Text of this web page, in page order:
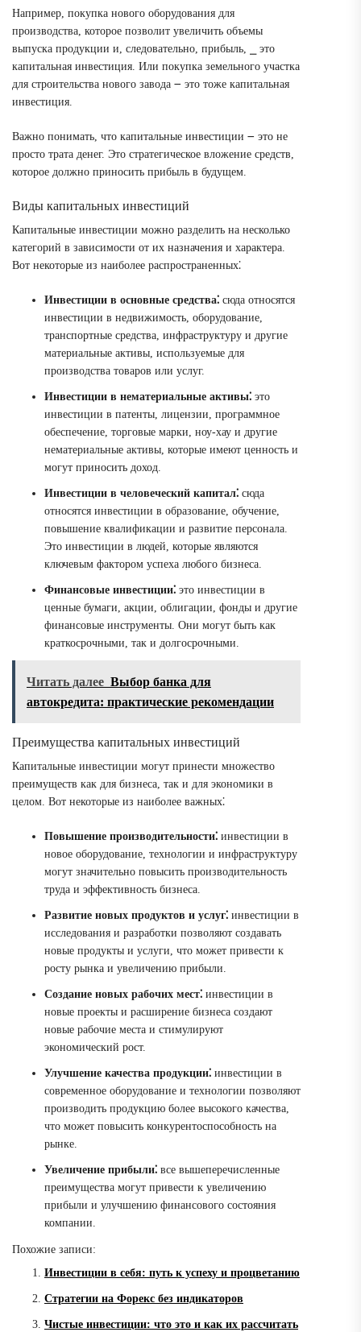
Например, покупка нового оборудования для
производства, которое позволит увеличить объемы
выпуска продукции и, следовательно, прибыль, ⎯ это
капитальная инвестиция. Или покупка земельного участка
для строительства нового завода ౼ это тоже капитальная
инвестиция.
Важно понимать, что капитальные инвестиции ౼ это не
просто трата денег. Это стратегическое вложение средств,
которое должно приносить прибыль в будущем.
Виды капитальных инвестиций
Капитальные инвестиции можно разделить на несколько
категорий в зависимости от их назначения и характера.
Вот некоторые из наиболее распространенных⁚
Инвестиции в основные средства⁚ сюда относятся
инвестиции в недвижимость, оборудование,
транспортные средства, инфраструктуру и другие
материальные активы, используемые для
производства товаров или услуг.
Инвестиции в нематериальные активы⁚ это
инвестиции в патенты, лицензии, программное
обеспечение, торговые марки, ноу-хау и другие
нематериальные активы, которые имеют ценность и
могут приносить доход.
Инвестиции в человеческий капитал⁚ сюда
относятся инвестиции в образование, обучение,
повышение квалификации и развитие персонала.
Это инвестиции в людей, которые являются
ключевым фактором успеха любого бизнеса.
Финансовые инвестиции⁚ это инвестиции в
ценные бумаги, акции, облигации, фонды и другие
финансовые инструменты. Они могут быть как
краткосрочными, так и долгосрочными.
Читать далее Выбор банка для
автокредита: практические рекомендации
Преимущества капитальных инвестиций
Капитальные инвестиции могут принести множество
преимуществ как для бизнеса, так и для экономики в
целом. Вот некоторые из наиболее важных⁚
Повышение производительности⁚ инвестиции в
новое оборудование, технологии и инфраструктуру
могут значительно повысить производительность
труда и эффективность бизнеса.
Развитие новых продуктов и услуг⁚ инвестиции в
исследования и разработки позволяют создавать
новые продукты и услуги, что может привести к
росту рынка и увеличению прибыли.
Создание новых рабочих мест⁚ инвестиции в
новые проекты и расширение бизнеса создают
новые рабочие места и стимулируют
экономический рост.
Улучшение качества продукции⁚ инвестиции в
современное оборудование и технологии позволяют
производить продукцию более высокого качества,
что может повысить конкурентоспособность на
рынке.
Увеличение прибыли⁚ все вышеперечисленные
преимущества могут привести к увеличению
прибыли и улучшению финансового состояния
компании.
Похожие записи:
Инвестиции в себя: путь к успеху и процветанию
Стратегии на Форекс без индикаторов
Чистые инвестиции: что это и как их рассчитать